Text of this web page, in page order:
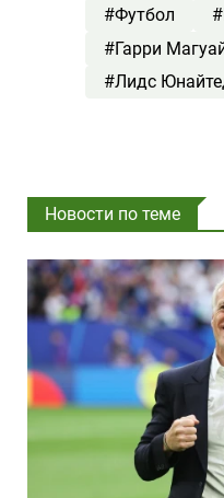
#Футбол
#Гарри
#Лидс
Новости по теме